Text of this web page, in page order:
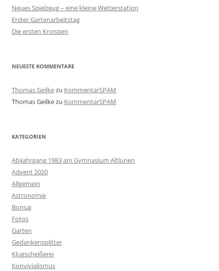
Neues Spielzeug – eine kleine Wetterstation
Erster Gartenarbeitstag
Die ersten Knospen
NEUESTE KOMMENTARE
Thomas Geilkezu KommentarSPAM
Thomas Geilkezu KommentarSPAM
KATEGORIEN
Abijahrgang 1983 am Gymnasium Altlünen
Advent 2020
Allgemein
Astronomie
Bonsai
Fotos
Garten
Gedankensplitter
Klugscheißerei
Konvivialismus